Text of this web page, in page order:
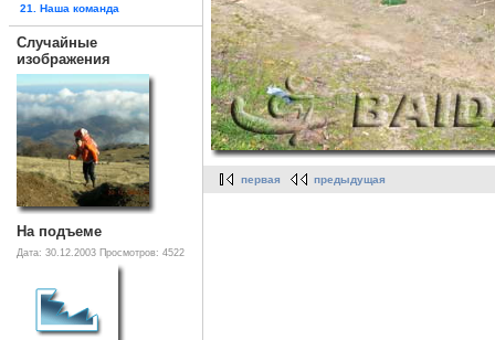
21. Наша команда
Случайные
изображения
На подъеме
Дата: 30.12.2003 Просмотров: 4522
первая предыдущая